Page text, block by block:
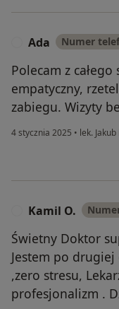
Ada Numer
Polecam z
empatyczny,
zabiegu. Wizyty
4 stycznia 2025 • lek.
Kamil O.
Świetny Doktor
Jestem po
,zero stresu,
profesjonalizm .